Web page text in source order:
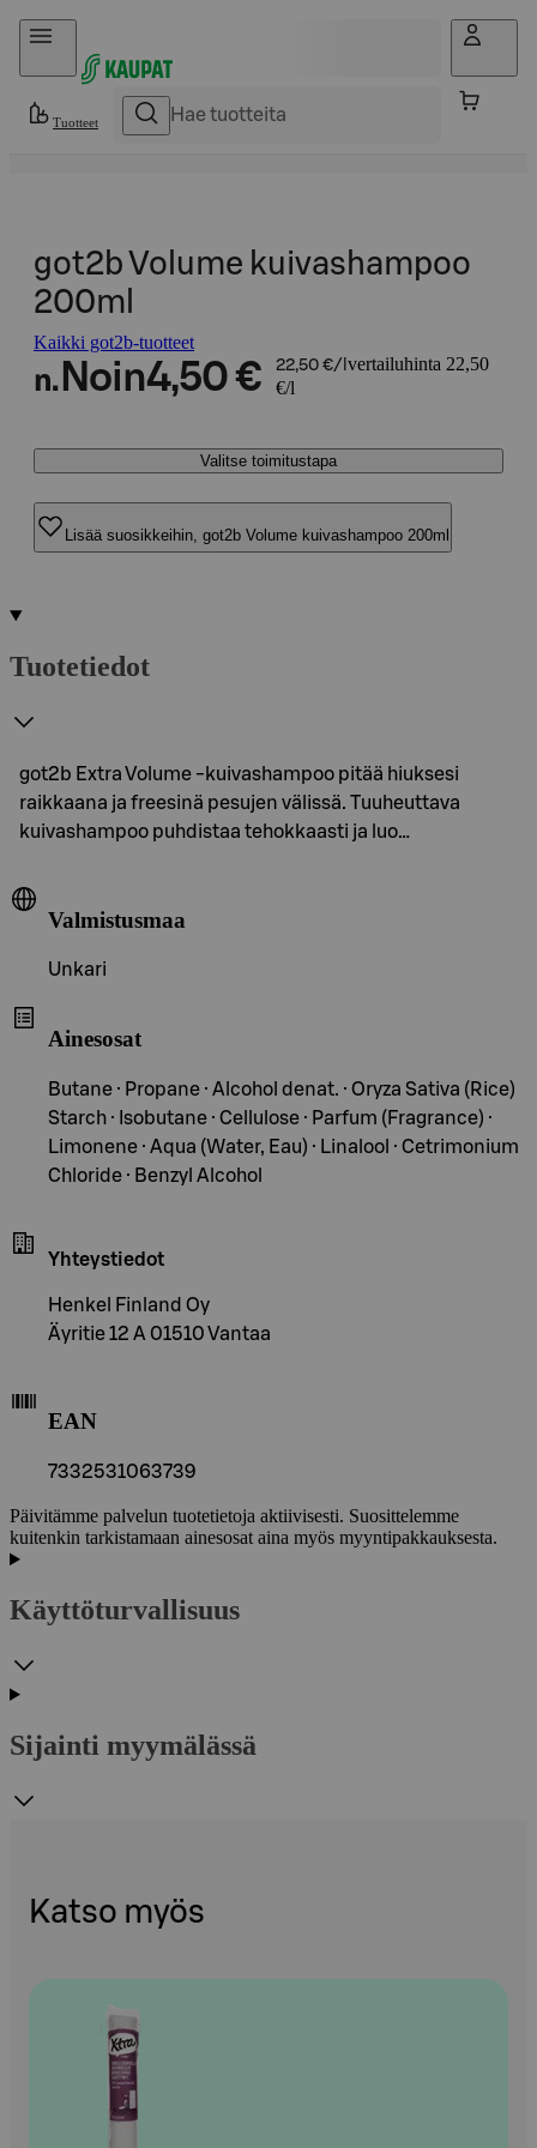
Hyppää sisältöön
Tuotteet
got2b Volume kuivashampoo
200ml
Kaikki got2b-tuotteet
n. Noin4,50 € 22,50 €/l vertailuhinta 22,50
€/l
Valitse toimitustapa
Lisää suosikkeihin, got2b Volume kuivashampoo 200ml
Tuotetiedot
got2b Extra Volume -kuivashampoo pitää hiuksesi
raikkaana ja freesinä pesujen välissä. Tuuheuttava
kuivashampoo puhdistaa tehokkaasti ja luo…
Valmistusmaa
Unkari
Ainesosat
Butane · Propane · Alcohol denat. · Oryza Sativa (Rice)
Starch · Isobutane · Cellulose · Parfum (Fragrance) ·
Limonene · Aqua (Water, Eau) · Linalool · Cetrimonium
Chloride · Benzyl Alcohol
Yhteystiedot
Henkel Finland Oy
Äyritie 12 A 01510 Vantaa
EAN
7332531063739
Päivitämme palvelun tuotetietoja aktiivisesti. Suosittelemme
kuitenkin tarkistamaan ainesosat aina myös myyntipakkauksesta.
Käyttöturvallisuus
Sijainti myymälässä
Katso myös